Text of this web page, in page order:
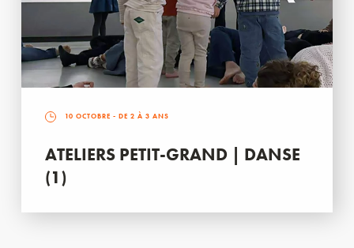
10 OCTOBRE - DE 2 À 3 ANS
ATELIERS PETIT-GRAND | DANSE
(1)